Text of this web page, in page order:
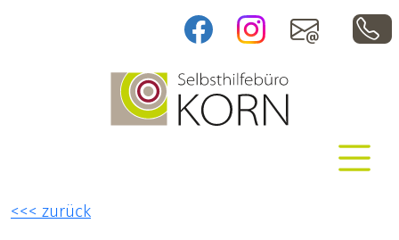
Informationen über Selbsthilfe und professionelle
<<< zurück